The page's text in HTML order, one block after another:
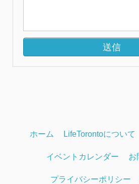
ホーム LifeTorontoについて
イベントカレンダー お
プライバシーポリシー